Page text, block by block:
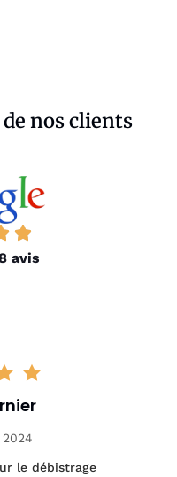
nos clients
avis
le débistrage